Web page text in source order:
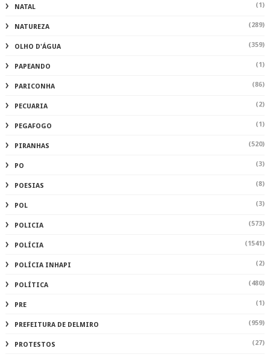
NATAL (1)
NATUREZA (289)
OLHO D'ÁGUA (359)
PAPEANDO (1)
PARICONHA (86)
PECUARIA (2)
PEGAFOGO (1)
PIRANHAS (520)
PO (3)
POESIAS (8)
POL (3)
POLICIA (573)
POLÍCIA (1541)
POLÍCIA INHAPI (2)
POLÍTICA (480)
PRE (1)
PREFEITURA DE DELMIRO (959)
PROTESTOS (27)